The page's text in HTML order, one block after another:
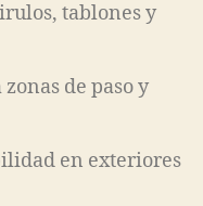
tablones y
de paso y
en exteriores